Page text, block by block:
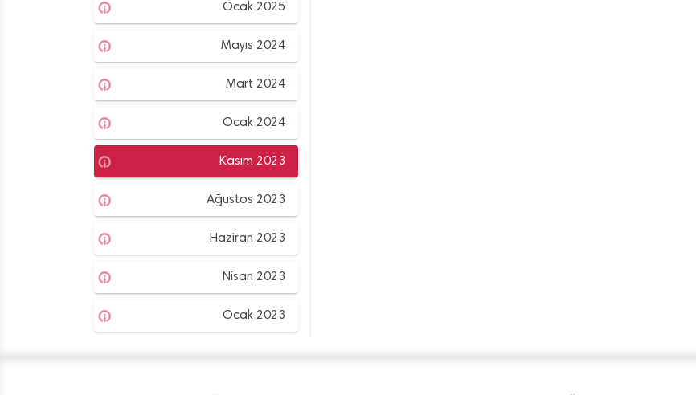
Ocak 2025
Mayıs 2024
Mart 2024
Ocak 2024
Kasım 2023
Ağustos 2023
Haziran 2023
Nisan 2023
Ocak 2023